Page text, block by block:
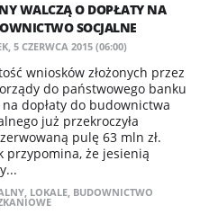
WALCZĄ O DOPŁATY NA
SOCJALNE
5 CZERWCA 2015 (06:00)
wniosków złożonych przez
do państwowego banku
na dopłaty do budownictwa
już przekroczyła
pulę 63 mln zł.
przypomina, że jesienią
, LOKALE, BUDOWNICTWO